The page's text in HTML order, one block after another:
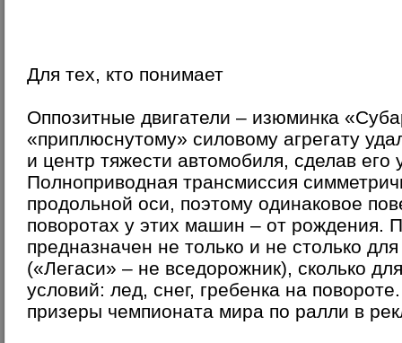
Для тех, кто понимает
Оппозитные двигатели – изюминка
«приплюснутому» силовому агрегату
и центр тяжести автомобиля, сделав его
Полноприводная трансмиссия
продольной оси, поэтому одинаковое
поворотах у этих машин – от рождения.
предназначен не только и не столько
(«Легаси» – не вседорожник), сколько
условий: лед, снег, гребенка на
призеры чемпионата мира по ралли в